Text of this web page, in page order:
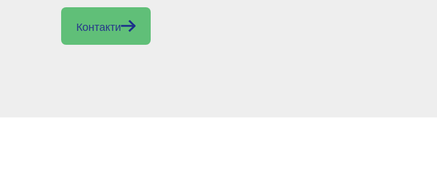
Контакти